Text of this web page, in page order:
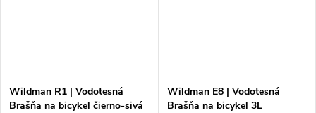
Wildman R1 | Vodotesná
Brašňa na bicykel čierno-sivá
Wildman E8 | Vodotesná
Brašňa na bicykel 3L